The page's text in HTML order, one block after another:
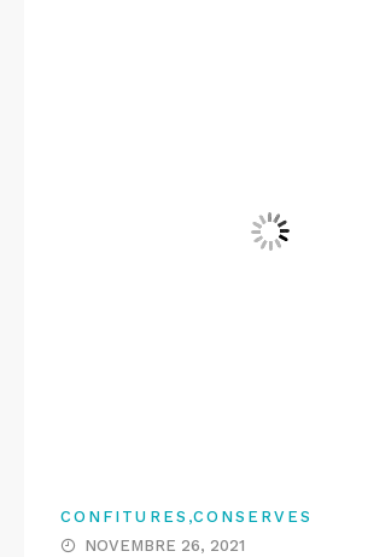
CONFITURES ,CONSERVES
NOVEMBRE 26, 2021